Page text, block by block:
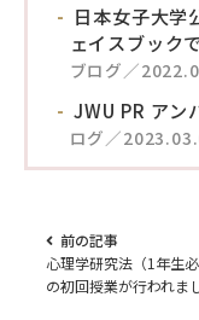
日本女子大
ェイスブック
ブログ／
JWU PR アン
ログ／
前の記事
心理学研究法（1年生必
の初回授業が行われま